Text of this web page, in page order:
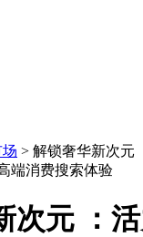
> 解锁奢华新次元
消费搜索体验
次元 ：